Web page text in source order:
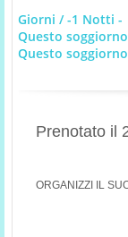
Giorni / -1 Notti -
Questo
Questo
Prenotato il
ORGANIZZI IL